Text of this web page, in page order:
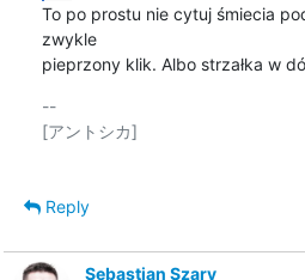
To po prostu nie cytuj śmiecia
zwykle
pieprzony klik. Albo strzałka w
--
[アントシカ]
Reply
Sebastian Szary